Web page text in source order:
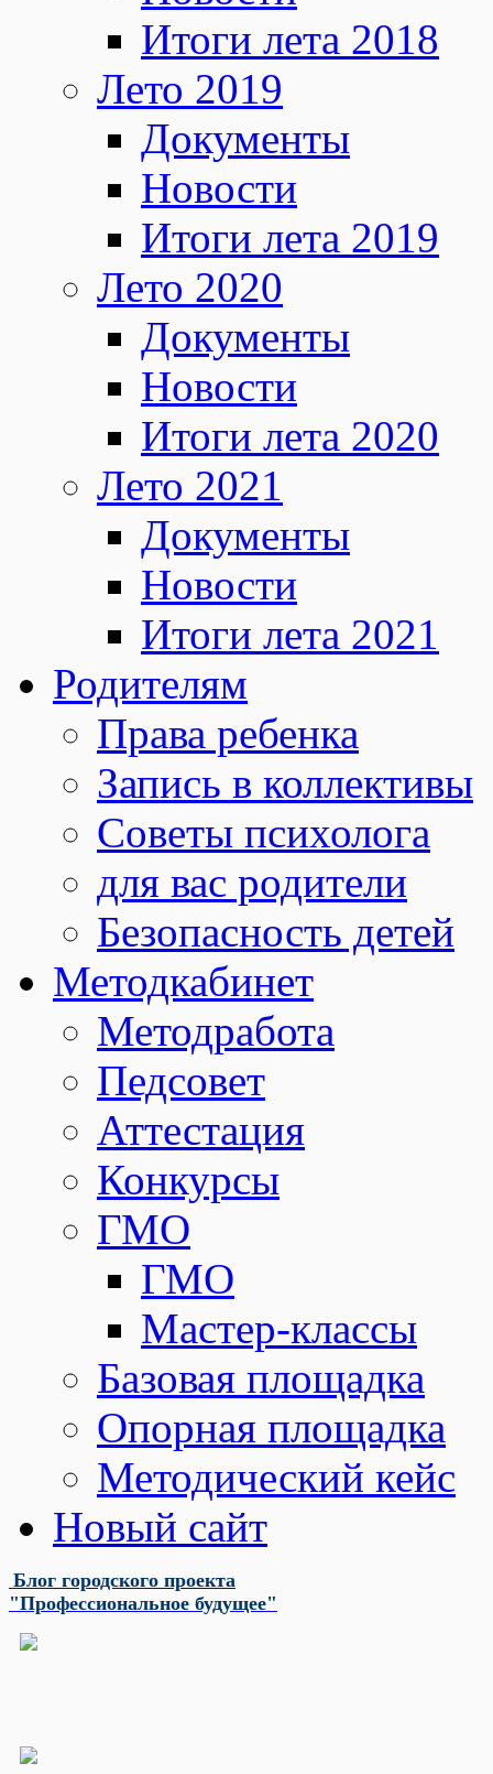
Итоги лета 2018
Лето 2019
Документы
Новости
Итоги лета 2019
Лето 2020
Документы
Новости
Итоги лета 2020
Лето 2021
Документы
Новости
Итоги лета 2021
Родителям
Права ребенка
Запись в коллективы
Советы психолога
для вас родители
Безопасность детей
Методкабинет
Методработа
Педсовет
Аттестация
Конкурсы
ГМО
ГМО
Мастер-классы
Базовая площадка
Опорная площадка
Методический кейс
Новый сайт
Блог городского проекта
"Профессиональное будущее"